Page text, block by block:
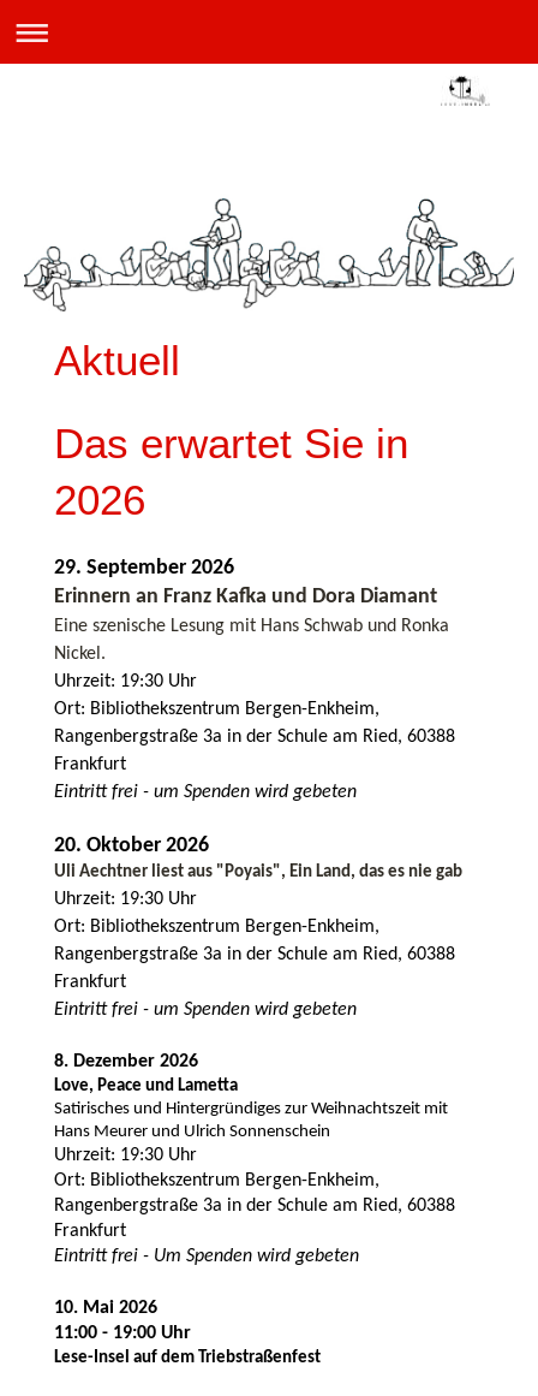
Aktuell
Das erwartet Sie in
2026
29. September 2026
Erinnern an Franz Kafka und Dora Diamant
Eine szenische Lesung mit Hans Schwab und Ronka
Nickel.
Uhrzeit: 19:30 Uhr
Ort: Bibliothekszentrum Bergen-Enkheim,
Rangenbergstraße 3a in der Schule am Ried, 60388
Frankfurt
Eintritt frei - um Spenden wird gebeten
20. Oktober 2026
Uli Aechtner liest aus "Poyais", Ein Land, das es nie gab
Uhrzeit: 19:30 Uhr
Ort: Bibliothekszentrum Bergen-Enkheim,
Rangenbergstraße 3a in der Schule am Ried, 60388
Frankfurt
Eintritt frei - um Spenden wird gebeten
8. Dezember 2026
Love, Peace und Lametta
Satirisches und Hintergründiges zur Weihnachtszeit mit
Hans Meurer und Ulrich Sonnenschein
Uhrzeit: 19:30 Uhr
Ort: Bibliothekszentrum Bergen-Enkheim,
Rangenbergstraße 3a in der Schule am Ried, 60388
Frankfurt
Eintritt frei - Um Spenden wird gebeten
10. Mai 2026
11:00 - 19:00 Uhr
Lese-Insel auf dem Triebstraßenfest